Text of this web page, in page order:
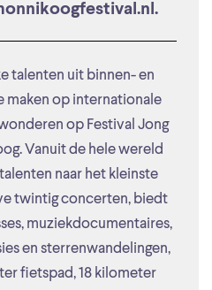
talenten uit binnen- en
maken op internationale
op Festival Jong
Vanuit de hele wereld
naar het kleinste
twintig concerten, biedt
muziekdocumentaires,
en sterrenwandelingen,
fietspad, 18 kilometer